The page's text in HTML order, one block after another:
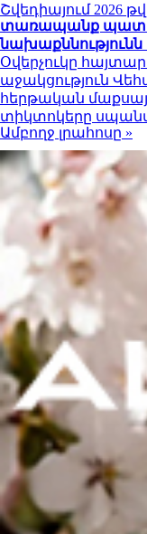
Շվեդիայում 2026
տառապանք
Օվերչուկը
աջակցություն
հերթական
տիկտոկերը
Ամբողջ լրահոսը »